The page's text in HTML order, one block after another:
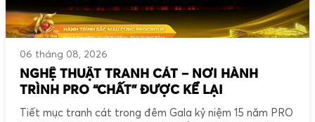
06 tháng 08, 2026
NGHỆ THUẬT TRANH CÁT – NƠI HÀNH
TRÌNH PRO “CHẤT” ĐƯỢC KỂ LẠI
Tiết mục tranh cát trong đêm Gala kỷ niệm 15 năm PRO